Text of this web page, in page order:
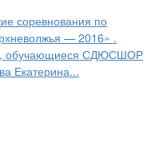
соревнования по
— 2016» .
обучающиеся СДЮСШОР
Екатерина...